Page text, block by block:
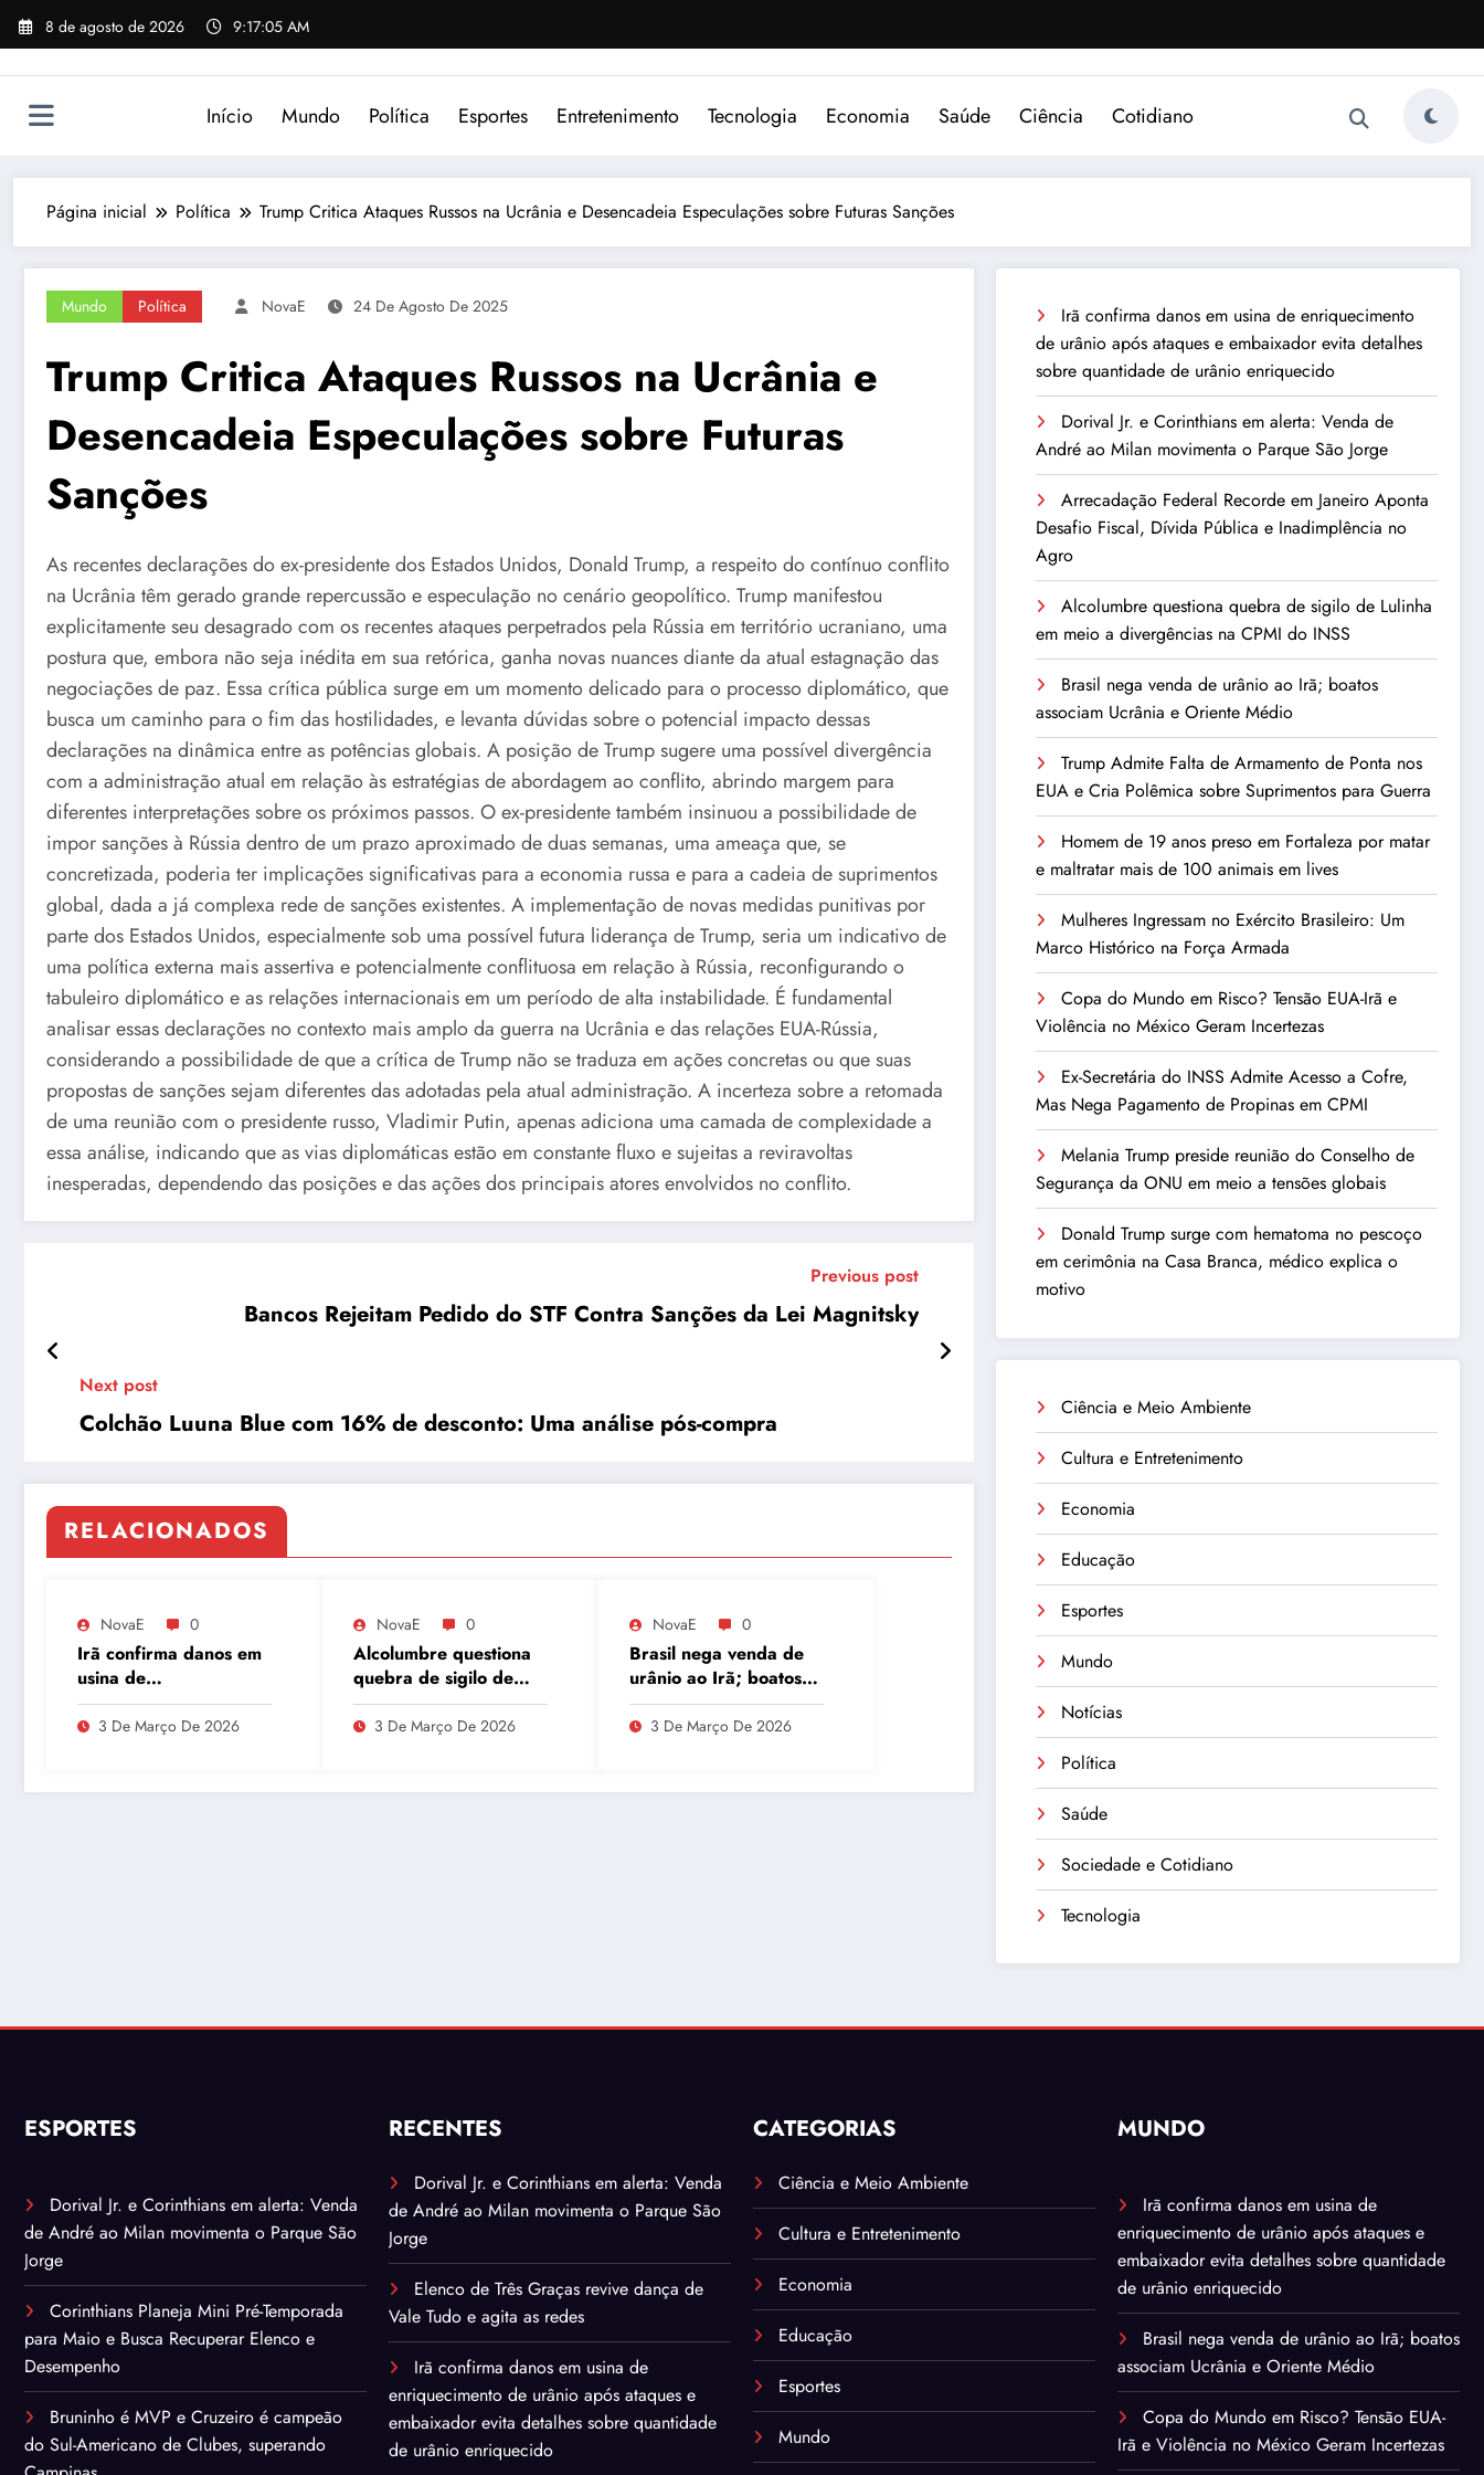
Pular
para
8 de agosto de 2026 9:17:05 AM
Início Mundo Política Esportes Entretenimento Tecnologia Economia Saúde Ciência Cotidiano
Página inicial Política Trump Critica Ataques Russos na Ucrânia e Desencadeia Especulações sobre Futuras Sanções
Mundo Política NovaE 24 De Agosto De 2025
Trump Critica Ataques Russos na Ucrânia e
Desencadeia Especulações sobre Futuras
Sanções
As recentes declarações do ex-presidente dos Estados Unidos, Donald Trump, a respeito do contínuo conflito
na Ucrânia têm gerado grande repercussão e especulação no cenário geopolítico. Trump manifestou
explicitamente seu desagrado com os recentes ataques perpetrados pela Rússia em território ucraniano, uma
postura que, embora não seja inédita em sua retórica, ganha novas nuances diante da atual estagnação das
negociações de paz. Essa crítica pública surge em um momento delicado para o processo diplomático, que
busca um caminho para o fim das hostilidades, e levanta dúvidas sobre o potencial impacto dessas
declarações na dinâmica entre as potências globais. A posição de Trump sugere uma possível divergência
com a administração atual em relação às estratégias de abordagem ao conflito, abrindo margem para
diferentes interpretações sobre os próximos passos. O ex-presidente também insinuou a possibilidade de
impor sanções à Rússia dentro de um prazo aproximado de duas semanas, uma ameaça que, se
concretizada, poderia ter implicações significativas para a economia russa e para a cadeia de suprimentos
global, dada a já complexa rede de sanções existentes. A implementação de novas medidas punitivas por
parte dos Estados Unidos, especialmente sob uma possível futura liderança de Trump, seria um indicativo de
uma política externa mais assertiva e potencialmente conflituosa em relação à Rússia, reconfigurando o
tabuleiro diplomático e as relações internacionais em um período de alta instabilidade. É fundamental
analisar essas declarações no contexto mais amplo da guerra na Ucrânia e das relações EUA-Rússia,
considerando a possibilidade de que a crítica de Trump não se traduza em ações concretas ou que suas
propostas de sanções sejam diferentes das adotadas pela atual administração. A incerteza sobre a retomada
de uma reunião com o presidente russo, Vladimir Putin, apenas adiciona uma camada de complexidade a
essa análise, indicando que as vias diplomáticas estão em constante fluxo e sujeitas a reviravoltas
inesperadas, dependendo das posições e das ações dos principais atores envolvidos no conflito.
Previous post
Bancos Rejeitam Pedido do STF Contra Sanções da Lei Magnitsky
Next post
Colchão Luuna Blue com 16% de desconto: Uma análise pós-compra
RELACIONADOS
NovaE 0
Irã confirma danos em
usina de
enriquecimento de
urânio após ataques e
quantidade de urânio
3 De Março De 2026
NovaE 0
Alcolumbre questiona
quebra de sigilo de
Lulinha em meio a
divergências na CPMI
3 De Março De 2026
NovaE 0
Brasil nega venda de
urânio ao Irã; boatos
associam Ucrânia e
Oriente Médio
3 De Março De 2026
Irã confirma danos em usina de enriquecimento
de urânio após ataques e embaixador evita detalhes
sobre quantidade de urânio enriquecido
Dorival Jr. e Corinthians em alerta: Venda de
André ao Milan movimenta o Parque São Jorge
Arrecadação Federal Recorde em Janeiro Aponta
Desafio Fiscal, Dívida Pública e Inadimplência no
Agro
Alcolumbre questiona quebra de sigilo de Lulinha
em meio a divergências na CPMI do INSS
Brasil nega venda de urânio ao Irã; boatos
associam Ucrânia e Oriente Médio
Trump Admite Falta de Armamento de Ponta nos
EUA e Cria Polêmica sobre Suprimentos para Guerra
Homem de 19 anos preso em Fortaleza por matar
e maltratar mais de 100 animais em lives
Mulheres Ingressam no Exército Brasileiro: Um
Marco Histórico na Força Armada
Copa do Mundo em Risco? Tensão EUA-Irã e
Violência no México Geram Incertezas
Ex-Secretária do INSS Admite Acesso a Cofre,
Mas Nega Pagamento de Propinas em CPMI
Melania Trump preside reunião do Conselho de
Segurança da ONU em meio a tensões globais
Donald Trump surge com hematoma no pescoço
em cerimônia na Casa Branca, médico explica o
motivo
Ciência e Meio Ambiente
Cultura e Entretenimento
Economia
Educação
Esportes
Mundo
Notícias
Política
Saúde
Sociedade e Cotidiano
Tecnologia
ESPORTES
Dorival Jr. e Corinthians em alerta: Venda
de André ao Milan movimenta o Parque São
Jorge
Corinthians Planeja Mini Pré-Temporada
para Maio e Busca Recuperar Elenco e
Desempenho
Bruninho é MVP e Cruzeiro é campeão
do Sul-Americano de Clubes, superando
RECENTES
Dorival Jr. e Corinthians em alerta: Venda
de André ao Milan movimenta o Parque São
Jorge
Elenco de Três Graças revive dança de
Vale Tudo e agita as redes
Irã confirma danos em usina de
enriquecimento de urânio após ataques e
embaixador evita detalhes sobre quantidade
de urânio enriquecido
CATEGORIAS
Ciência e Meio Ambiente
Cultura e Entretenimento
Economia
Educação
Esportes
Mundo
MUNDO
Irã confirma danos em usina de
enriquecimento de urânio após ataques e
embaixador evita detalhes sobre quantidade
de urânio enriquecido
Brasil nega venda de urânio ao Irã; boatos
associam Ucrânia e Oriente Médio
Copa do Mundo em Risco? Tensão EUA-
Irã e Violência no México Geram Incertezas